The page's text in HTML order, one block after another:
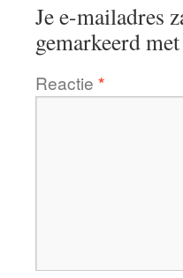
Je e-mailadres
gemarkeerd met
Reactie *